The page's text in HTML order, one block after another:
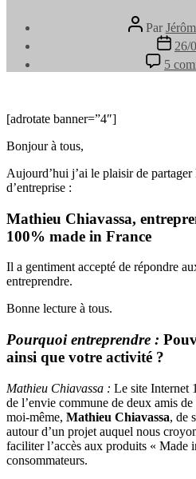
Auteur
de
l’article
Par
Date
de
l’article
26/
5
[adrotate banner=”4″]
Bonjour à tous,
Aujourd’hui j’ai le plaisir de
d’entreprise :
Mathieu Chiavassa,
100% made in France
Il a gentiment accepté de répondre
entreprendre.
Bonne lecture à tous.
Pourquoi entreprendre :
ainsi que votre activité ?
Mathieu Chiavassa : Le site Internet
de l’envie commune de deux amis de
moi-même, Mathieu Chiavassa, de
autour d’un projet auquel nous
faciliter l’accès aux produits « Made
consommateurs.